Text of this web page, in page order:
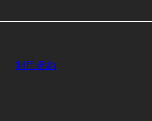
利用規約